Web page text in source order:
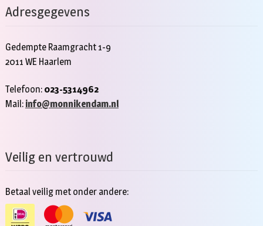
Adresgegevens
Gedempte Raamgracht 1-9
2011 WE Haarlem
Telefoon: 023-5314962
Mail: info@monnikendam.nl
Veilig en vertrouwd
Betaal veilig met onder andere: